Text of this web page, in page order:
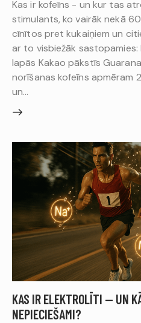
Kas ir kofeīns - un kur tas
stimulants, ko vairāk nekā
cīnītos pret kukaiņiem un
ar to visbiežāk sastopamies:
lapās Kakao pākstīs
norīšanas kofeīns apmēram
un…
KAS IR ELEKTROLĪTI — UN
NEPIECIEŠAMI?